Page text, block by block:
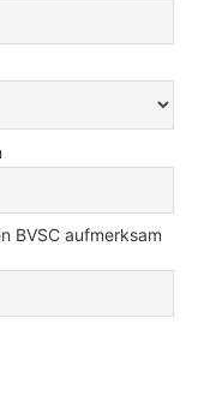
BVSC aufmerksam